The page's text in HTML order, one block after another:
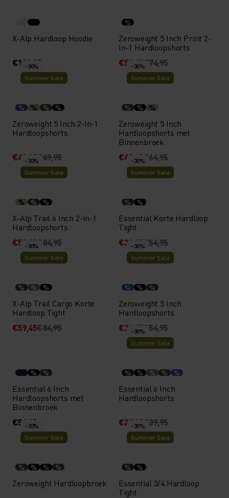
X-Alp Hardloop Hoodie
€109,95
%
Zeroweight 5 Inch Print 2-
In-1 Hardloopshorts
€52,45€74,95
-30%
Summer Sale
% % % %
Zeroweight 5 Inch 2-In-1
Hardloopshorts
€48,95€69,95
-30%
Summer Sale
% % %
Zeroweight 5 Inch
Hardloopshorts met
Binnenbroek
€45,45€64,95
-30%
Summer Sale
% % %
X-Alp Trail 6 Inch 2-In-1
Hardloopshorts
€59,45€84,95
-30%
Summer Sale
% %
Essential Korte Hardloop
Tight
€38,45€54,95
-30%
Summer Sale
% % %
X-Alp Trail Cargo Korte
Hardloop Tight
€59,45€84,95
-30%
Summer Sale
% % %
Zeroweight 5 Inch
Hardloopshorts
€38,45€54,95
% %
Essential 6 Inch
Hardloopshorts met
Binnenbroek
€54,95
-30%
Summer Sale
% % % % %
Essential 6 Inch
Hardloopshorts
€27,95€39,95
-30%
Summer Sale
% % % %
Zeroweight Hardloopbroek
-30%
Summer Sale
% %
Essential 3/4 Hardloop
Tight